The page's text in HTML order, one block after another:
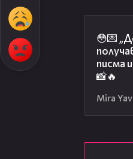
😳💌
писма
📸🔥
Mira